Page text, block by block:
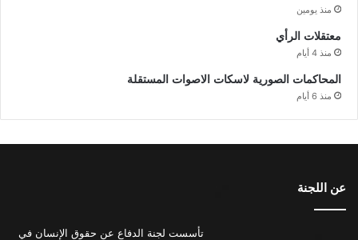
منذ يومين
معتقلات الرأي
منذ 4 أيام
المحاكمات الصورية لاسكات الاصوات المستقلة
منذ 6 أيام
عن اللجنة
تأسست لجنة الدفاع عن حقوق الإنسان في